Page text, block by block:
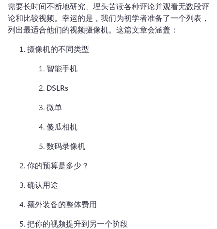
需要长时间不断地研究、埋头苦读各种评论并观看无数段评
论和比较视频。幸运的是，我们为初学者准备了一个列表，
列出最适合他们的视频摄像机。这篇文章会涵盖：
摄像机的不同类型
智能手机
DSLRs
微单
傻瓜相机
数码录像机
你的预算是多少？
确认用途
额外装备的整体费用
把你的视频提升到另一个阶段